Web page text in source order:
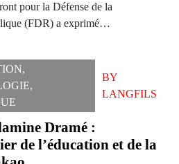
pour la Défense de la
(FDR) a exprimé…
,
,
BY
LANGFILS
Dramé :
de l’éducation et de la